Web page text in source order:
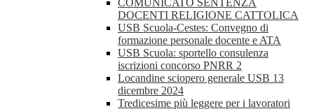
COMUNICATO SENTENZA
DOCENTI RELIGIONE CATTOLICA
USB Scuola-Cestes: Convegno di
formazione personale docente e ATA
USB Scuola: sportello consulenza
iscrizioni concorso PNRR 2
Locandine sciopero generale USB 13
dicembre 2024
Tredicesime più leggere per i lavoratori